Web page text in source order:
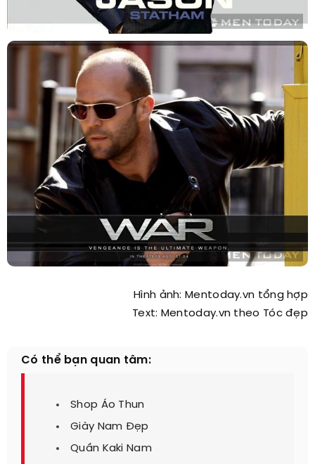
Hình ảnh: Mentoday.vn tổng hợp
Text: Mentoday.vn theo Tóc đẹp
Có thể bạn quan tâm:
Shop Áo Thun
Giày Nam Đẹp
Quần Kaki Nam